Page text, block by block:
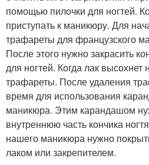
помощью пилочки для ногтей.
приступать к маникюру. Для
трафареты для французского
После этого нужно закрасить
для ногтей. Когда лак
трафареты. После удаления
время для использования
маникюра. Этим карандашом
внутреннюю часть кончика
нашего маникюра нужно
лаком или закрепителем.